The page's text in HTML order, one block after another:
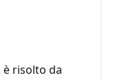
risolto da